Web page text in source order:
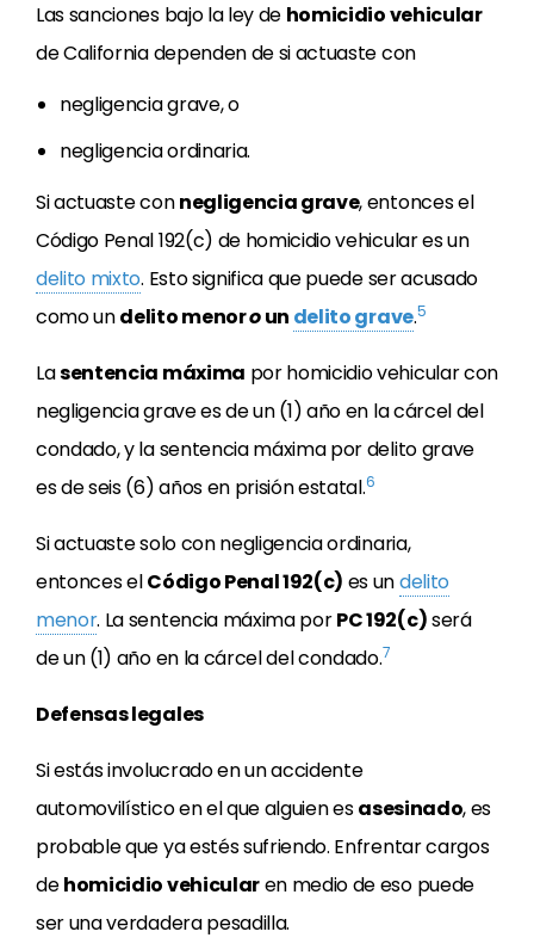
Las sanciones bajo la ley de homicidio vehicular
de California dependen de si actuaste con
negligencia grave, o
negligencia ordinaria.
Si actuaste connegligencia grave, entonces el
Código Penal 192(c) de homicidio vehicular es un
delito mixto. Esto significa que puede ser acusado
como undelito menoroun delito grave.5
Lasentencia máxima por homicidio vehicular con
negligencia grave es de un (1) año en la cárcel del
condado, y la sentencia máxima por delito grave
es de seis (6) años en prisión estatal.6
Si actuaste solo con negligencia ordinaria,
entonces elCódigo Penal 192(c) es undelito
menor. La sentencia máxima porPC 192(c)será
de un (1) año en la cárcel del condado.7
Defensas legales
Si estás involucrado en un accidente
automovilístico en el que alguien esasesinado, es
probable que ya estés sufriendo. Enfrentar cargos
dehomicidio vehicularen medio de eso puede
ser una verdadera pesadilla.